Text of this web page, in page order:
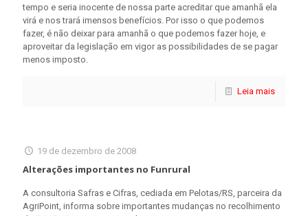
tempo e seria inocente de nossa parte acreditar que amanhã ela
virá e nos trará imensos benefícios. Por isso o que podemos
fazer, é não deixar para amanhã o que podemos fazer hoje, e
aproveitar da legislação em vigor as possibilidades de se pagar
menos imposto.
Leia mais
19 de dezembro de 2008
Alterações importantes no Funrural
A consultoria Safras e Cifras, cediada em Pelotas/RS, parceira da
AgriPoint, informa sobre importantes mudanças no recolhimento